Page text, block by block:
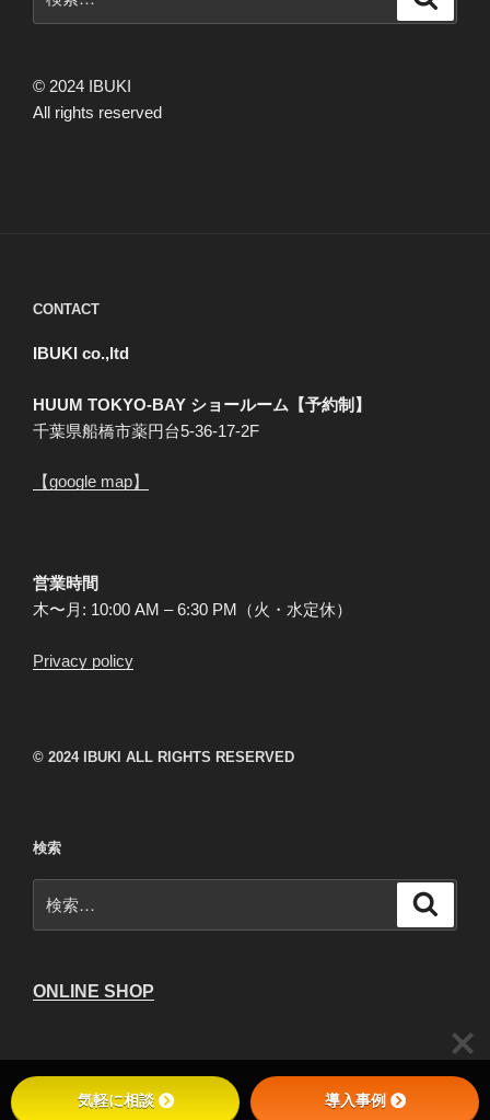
索:
© 2024 IBUKI
All rights reserved
CONTACT
IBUKI co.,ltd
HUUM TOKYO-BAY ショールーム【予約制】
千葉県船橋市薬円台5-36-17-2F
【google map】
営業時間
木〜月: 10:00 AM – 6:30 PM（火・水定休）
Privacy policy
© 2024 IBUKI ALL RIGHTS RESERVED
検索
索:
ONLINE SHOP
気軽に相談 導入事例